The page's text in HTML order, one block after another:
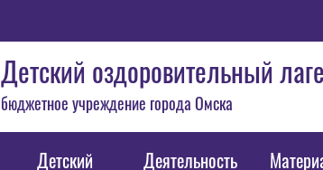
Детский оздоровительный
бюджетное учреждение города Омска
Детский
Деятельность